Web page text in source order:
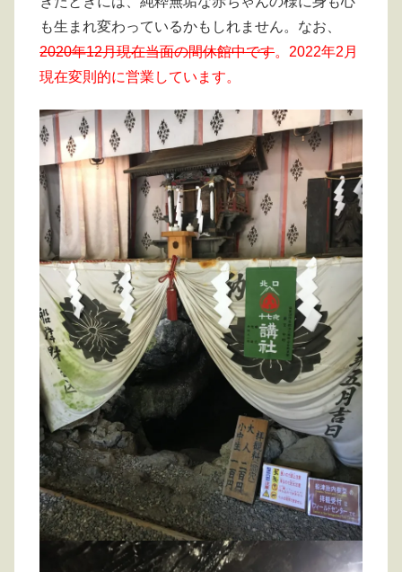
も生まれ変わっているかもしれません。なお、
2020年12月現在当面の間休館中です。2022年2月
現在変則的に営業しています。